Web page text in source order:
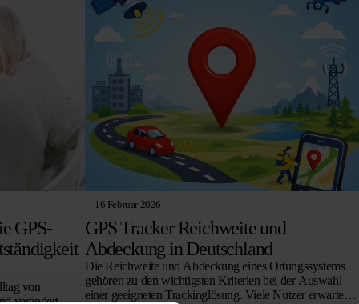
GPS-
von
verändert.
16 Februar 2026
GPS Tracker Reichweite und
Abdeckung in Deutschland
Die Reichweite und Abdeckung eines Ortungssystems
gehören zu den wichtigsten Kriterien bei der Auswahl
einer geeigneten Trackinglösung. Viele Nutzer erwarten,